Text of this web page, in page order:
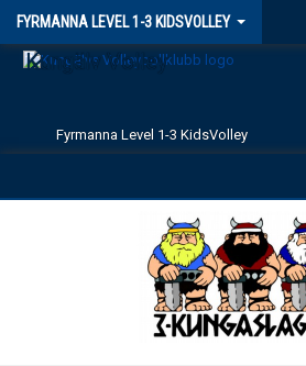
FYRMANNA LEVEL 1-3 KIDSVOLLEY
Kungälv Volley
Fyrmanna Level 1-3 KidsVolley